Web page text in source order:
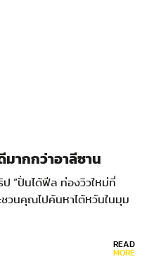
ากกว่าอาลีซาน
ป “ปั่นได้ฟีล ท่องวิวใหม่ที่
ชวนคุณไปค้นหาไต้หวันในมุม
READ
MORE